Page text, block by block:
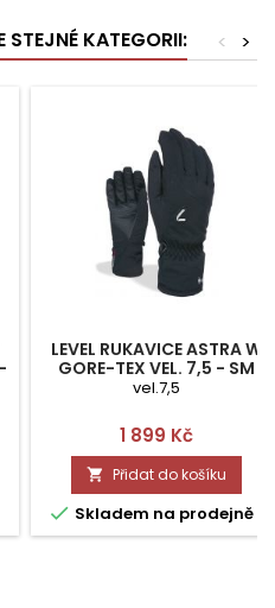
KATEGORII: >
<
LEVEL RUKAVICE ASTRA W
GORE-TEX VEL. 7,5 - SM
vel.7,5
Cena
1 899 Kč
 Přidat do košíku
 Skladem na prodejně